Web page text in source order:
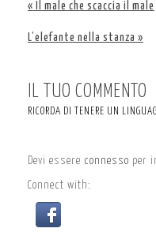
« Il male che scaccia il male
L’elefante nella stanza »
IL TUO COMMENTO
RICORDA DI TENERE UN
Devi essere connesso per
Connect with: